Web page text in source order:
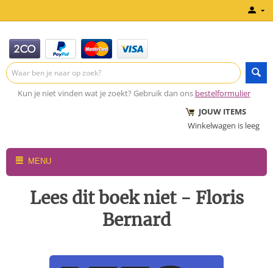
Kun je niet vinden wat je zoekt? Gebruik dan ons bestelformulier
JOUW ITEMS
Winkelwagen is leeg
MENU
Lees dit boek niet - Floris
Bernard